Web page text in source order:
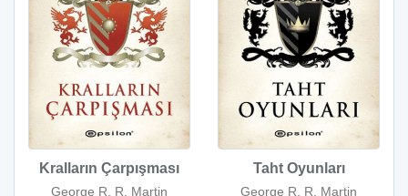
Kralların Çarpışması
George R. R. Martin
Taht Oyunları
George R. R. Martin